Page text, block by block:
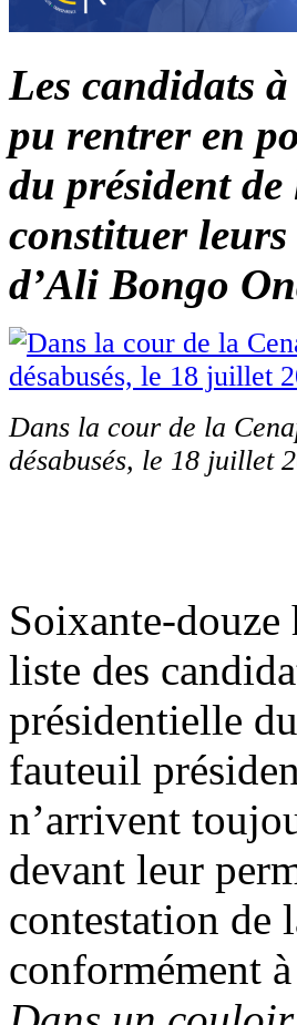
Les candidats
pu rentrer en
du président
constituer leurs
d’Ali Bongo
Dans la cour de la
désabusés, le 18 juillet
Soixante-
liste des
présidentielle
fauteuil
n’arrivent
devant leur
contestation de
conformément